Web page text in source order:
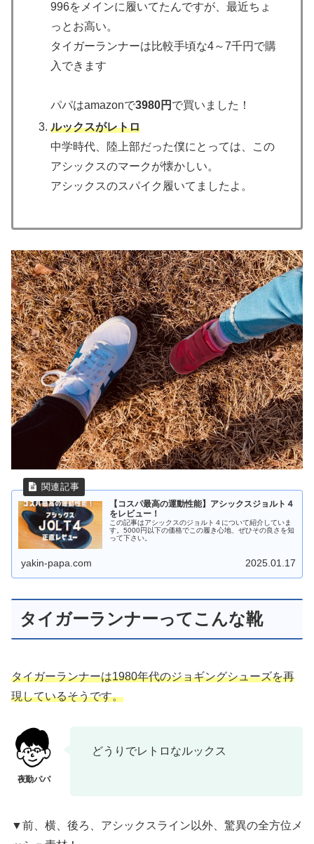
996をメインに履いてたんですが、最近ちょ
っとお高い。
タイガーランナーは比較手頃な4～7千円で購
入できます
パパはamazonで3980円 で買いました！
ルックスがレトロ
中学時代、陸上部だった僕にとっては、この
アシックスのマークが懐かしい。
アシックスのスパイク履いてましたよ。
【コスパ最高の運動性能】アシックスジョルト４
をレビュー！
この記事はアシックスのジョルト４について紹介していま
す。5000円以下の価格でこの履き心地、ぜひその良さを知
って下さい。
yakin-papa.com 2025.01.17
タイガーランナーってこんな靴
タイガーランナーは1980年代のジョギングシューズを再
現しているそうです。
どうりでレトロなルックス
▼前、横、後ろ、アシックスライン以外、驚異の全方位メ